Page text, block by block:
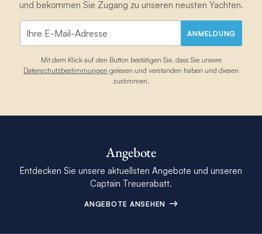
und bekommen Sie Zugang zu unseren neusten Yachten.
ANMELDUNG
Mit dem Klick auf den Button bestätigen Sie, dass Sie unsere
Datenschutzbestimmungen gelesen und verstanden haben und diesen
zustimmen.
Angebote
Entdecken Sie unsere aktuellsten Angebote und unseren
Captain Treuerabatt.
ANGEBOTE ANSEHEN